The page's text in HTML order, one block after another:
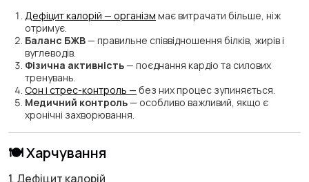
Дефіцит калорій — організм має витрачати більше, ніж
отримує.
Баланс БЖВ— правильне співвідношення білків, жирів і
вуглеводів.
Фізична активність— поєднання кардіо та силових
тренувань.
Сон і стрес-контроль — без них процес зупиняється.
Медичний контроль— особливо важливий, якщо є
хронічні захворювання.
🍽️ Харчування
1. Дефіцит калорій